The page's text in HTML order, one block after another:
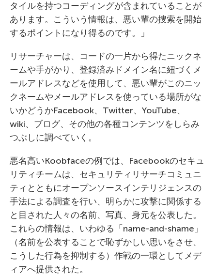
タイルを持つコーディングが含まれていることが
あります。こういう情報は、悪い輩の捜索を開始
するポイントになり得るのです。」
リサーチャーは、コードの一片から得たニックネ
ームや手がかり、登録済みドメイン名に紐づくメ
ールアドレスなどを使用して、悪い輩がこのニッ
クネームやメールアドレスを使っている場所がな
いかどうかFacebook、Twitter、YouTube、
wiki、ブログ、その他の各種コンテンツをしらみ
つぶしに調べていく。
悪名高いKoobfaceの例では、Facebookのセキュ
リティチームは、セキュリティリサーチコミュニ
ティとともにオープンソースインテリジェンスの
手法による調査を行い、明らかに攻撃に関係する
と目された人々の名前、写真、身元を公表した。
これらの情報は、いわゆる「name-and-shame」
（名前を公表することで恥ずかしい思いをさせ、
こうした行為を抑制する）作戦の一環としてメデ
ィアへ提供された。